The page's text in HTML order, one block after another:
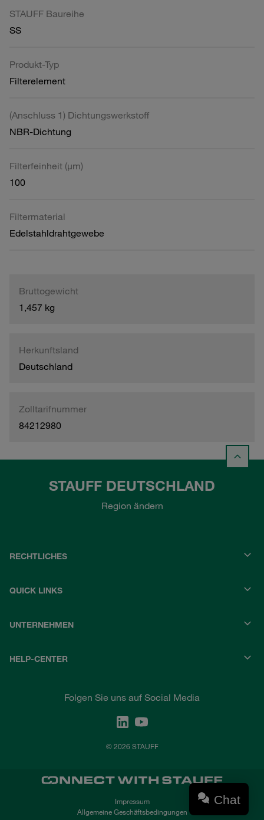
STAUFF Baureihe
SS
Produkt-Typ
Filterelement
(Anschluss 1) Dichtungswerkstoff
NBR-Dichtung
Filterfeinheit (µm)
100
Filtermaterial
Edelstahldrahtgewebe
Bruttogewicht
1,457 kg
Herkunftsland
Deutschland
Zolltarifnummer
84212980
STAUFF DEUTSCHLAND
Region ändern
RECHTLICHES
QUICK LINKS
UNTERNEHMEN
HELP-CENTER
Folgen Sie uns auf Social Media
© 2026 STAUFF
Impressum
Allgemeine Geschäftsbedingungen
Chat